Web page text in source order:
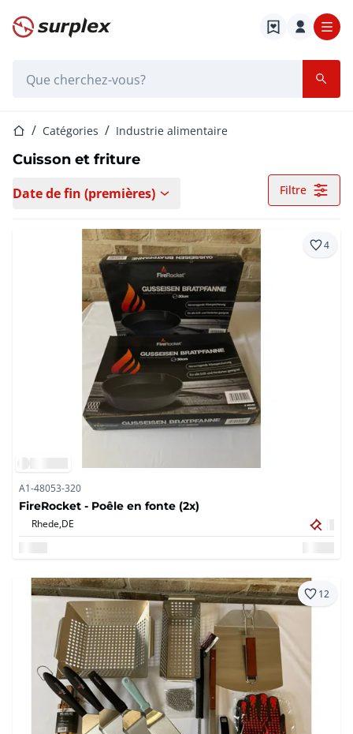
Page d'accueil
Page d'accueil
Catégories Industrie alimentaire
Cuisson et friture
Date de fin (premières) Filtre
4
A1-48053-320
FireRocket - Poêle en fonte (2x)
Rhede,DE
12